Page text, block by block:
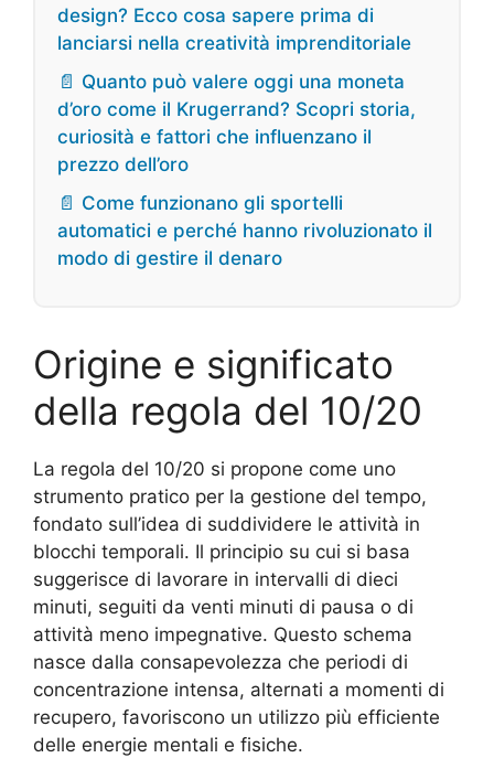
design? Ecco cosa sapere prima di
lanciarsi nella creatività imprenditoriale
📄 Quanto può valere oggi una moneta
d’oro come il Krugerrand? Scopri storia,
curiosità e fattori che influenzano il
prezzo dell’oro
📄 Come funzionano gli sportelli
automatici e perché hanno rivoluzionato il
modo di gestire il denaro
Origine e significato
della regola del 10/20
La regola del 10/20 si propone come uno
strumento pratico per la gestione del tempo,
fondato sull’idea di suddividere le attività in
blocchi temporali. Il principio su cui si basa
suggerisce di lavorare in intervalli di dieci
minuti, seguiti da venti minuti di pausa o di
attività meno impegnative. Questo schema
nasce dalla consapevolezza che periodi di
concentrazione intensa, alternati a momenti di
recupero, favoriscono un utilizzo più efficiente
delle energie mentali e fisiche.